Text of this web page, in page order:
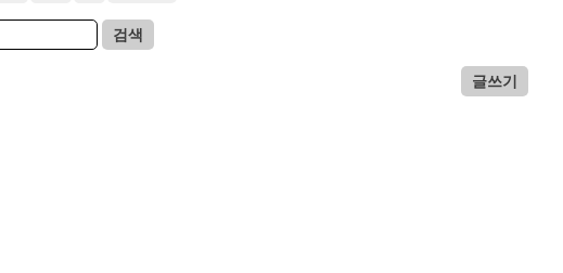
검색
글쓰기